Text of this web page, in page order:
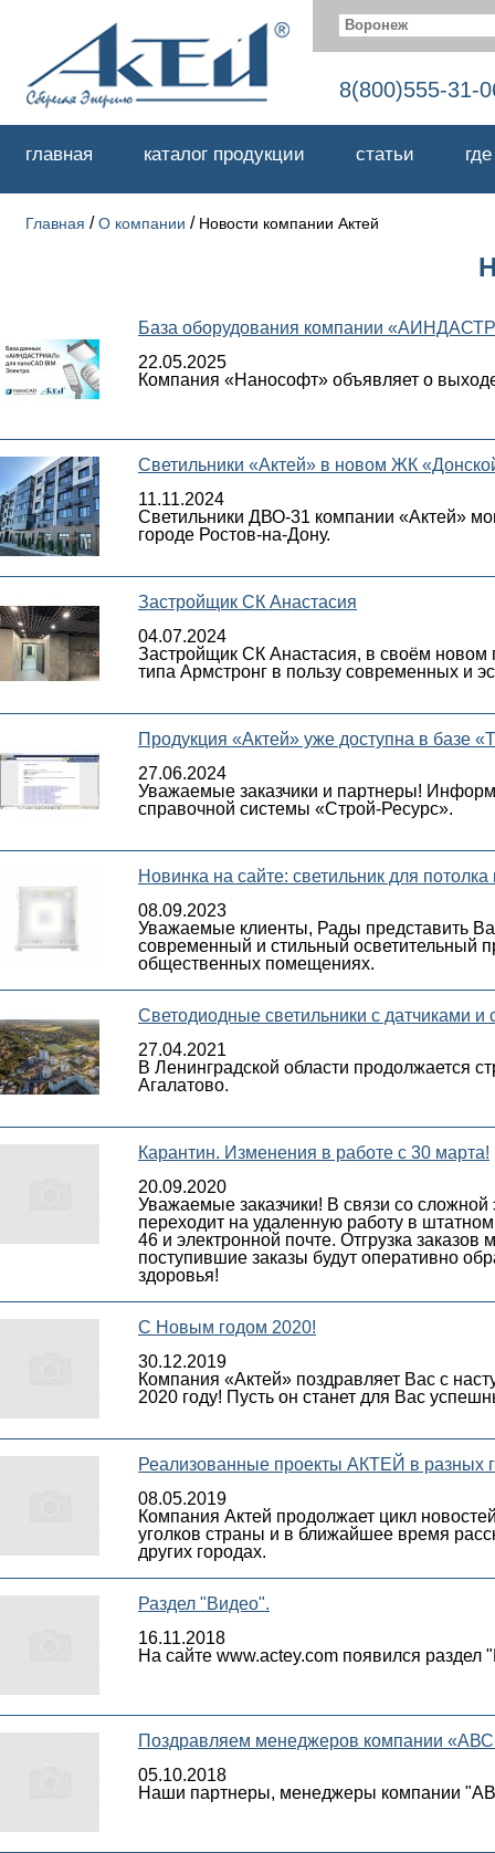
Воронеж
8(800)555-31-
главная каталог продукции статьи
Главная /О компании / Новости компании Актей
База оборудования компании
22.05.2025
Компания «Нанософт» объявляет о
Светильники «Актей» в новом ЖК
11.11.2024
Светильники ДВО-31 компании «Актей»
городе Ростов-на-Дону.
Застройщик СК Анастасия
04.07.2024
Застройщик СК Анастасия, в своём новом
типа Армстронг в пользу современных и
Продукция «Актей» уже доступна в базе
27.06.2024
Уважаемые заказчики и партнеры!
справочной системы «Строй-Ресурс».
Новинка на сайте: светильник для
08.09.2023
Уважаемые клиенты, Рады представить
современный и стильный осветительный
общественных помещениях.
Светодиодные светильники с датчиками
27.04.2021
В Ленинградской области продолжается
Агалатово.
Карантин. Изменения в работе с 30 марта!
20.09.2020
Уважаемые заказчики! В связи со
переходит на удаленную работу в
46 и электронной почте. Отгрузка
поступившие заказы будут оперативно
здоровья!
С Новым годом 2020!
30.12.2019
Компания «Актей» поздравляет Вас с
2020 году! Пусть он станет для Вас
Реализованные проекты АКТЕЙ в разных
08.05.2019
Компания Актей продолжает цикл
уголков страны и в ближайшее время
других городах.
Раздел "Видео".
16.11.2018
На сайте www.actey.com появился раздел
Поздравляем менеджеров компании
05.10.2018
Наши партнеры, менеджеры компании